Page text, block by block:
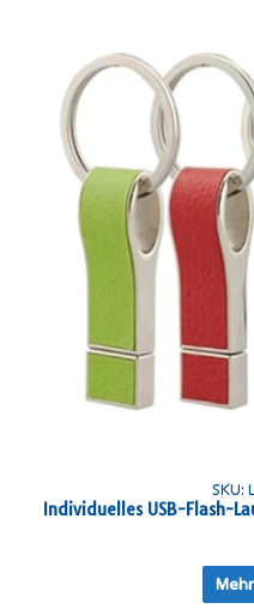
SKU:
Individuelles USB-Flash-